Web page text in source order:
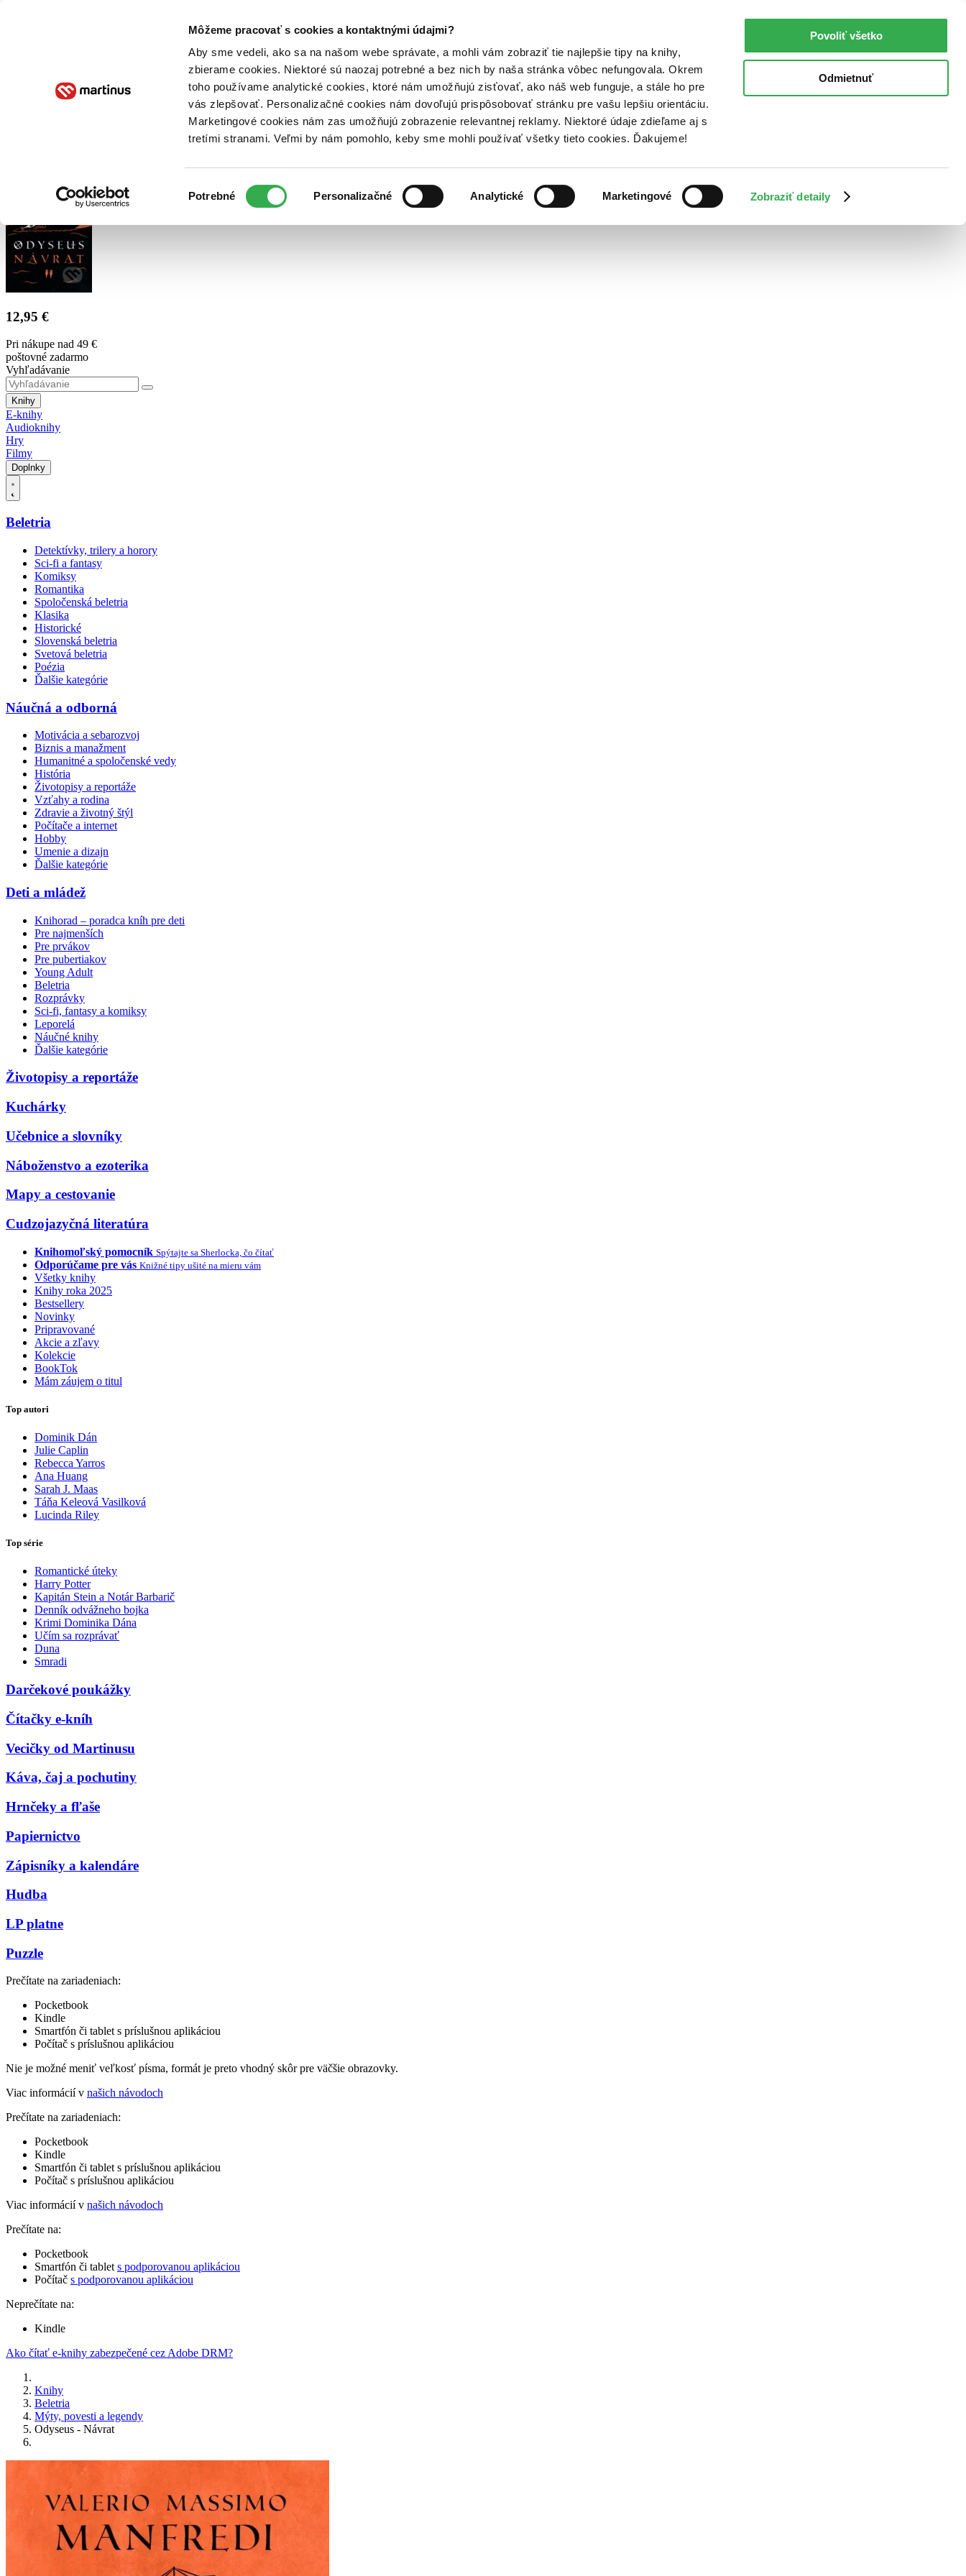
Môžeme pracovať s cookies a kontaktnými údajmi?
Aby sme vedeli, ako sa na našom webe správate, a mohli vám zobraziť tie najlepšie tipy na knihy,
zbierame cookies. Niektoré sú naozaj potrebné a bez nich by naša stránka vôbec nefungovala. Okrem
toho používame analytické cookies, ktoré nám umožňujú zisťovať, ako náš web funguje, a stále ho pre
vás zlepšovať. Personalizačné cookies nám dovoľujú prispôsobovať stránku pre vašu lepšiu orientáciu.
Marketingové cookies nám zas umožňujú zobrazenie relevantnej reklamy. Niektoré údaje zdieľame aj s
tretími stranami. Veľmi by nám pomohlo, keby sme mohli používať všetky tieto cookies. Ďakujeme!
súhlasu
Potrebné Personalizačné Analytické Marketingové Zobraziť detaily
Povoliť všetko
Odmietnuť
Poukážky Kontakt
12,95 €
Pri nákupe nad 49 €
poštovné zadarmo
Vyhľadávanie
Knihy
E-knihy
Audioknihy
Hry
Filmy
Doplnky
Beletria
Detektívky, trilery a horory
Sci-fi a fantasy
Komiksy
Romantika
Spoločenská beletria
Klasika
Historické
Slovenská beletria
Svetová beletria
Poézia
Ďalšie kategórie
Náučná a odborná
Motivácia a sebarozvoj
Biznis a manažment
Humanitné a spoločenské vedy
História
Životopisy a reportáže
Vzťahy a rodina
Zdravie a životný štýl
Počítače a internet
Hobby
Umenie a dizajn
Ďalšie kategórie
Deti a mládež
Knihorad – poradca kníh pre deti
Pre najmenších
Pre prvákov
Pre pubertiakov
Young Adult
Beletria
Rozprávky
Sci-fi, fantasy a komiksy
Leporelá
Náučné knihy
Ďalšie kategórie
Životopisy a reportáže
Kuchárky
Učebnice a slovníky
Náboženstvo a ezoterika
Mapy a cestovanie
Cudzojazyčná literatúra
Knihomoľský pomocník Spýtajte sa Sherlocka, čo čítať
Odporúčame pre vás Knižné tipy ušité na mieru vám
Všetky knihy
Knihy roka 2025
Bestsellery
Novinky
Pripravované
Akcie a zľavy
Kolekcie
BookTok
Mám záujem o titul
Top autori
Dominik Dán
Julie Caplin
Rebecca Yarros
Ana Huang
Sarah J. Maas
Táňa Keleová Vasilková
Lucinda Riley
Top série
Romantické úteky
Harry Potter
Kapitán Stein a Notár Barbarič
Denník odvážneho bojka
Krimi Dominika Dána
Učím sa rozprávať
Duna
Smradi
Darčekové poukážky
Čítačky e-kníh
Vecičky od Martinusu
Káva, čaj a pochutiny
Hrnčeky a fľaše
Papiernictvo
Zápisníky a kalendáre
Hudba
LP platne
Puzzle
Prečítate na zariadeniach:
Pocketbook
Kindle
Smartfón či tablet s príslušnou aplikáciou
Počítač s príslušnou aplikáciou
Nie je možné meniť veľkosť písma, formát je preto vhodný skôr pre väčšie obrazovky.
Viac informácií v našich návodoch
Prečítate na zariadeniach:
Pocketbook
Kindle
Smartfón či tablet s príslušnou aplikáciou
Počítač s príslušnou aplikáciou
Viac informácií v našich návodoch
Prečítate na:
Pocketbook
Smartfón či tablet s podporovanou aplikáciou
Počítač s podporovanou aplikáciou
Neprečítate na:
Kindle
Ako čítať e-knihy zabezpečené cez Adobe DRM?
Knihy
Beletria
Mýty, povesti a legendy
Odyseus - Návrat